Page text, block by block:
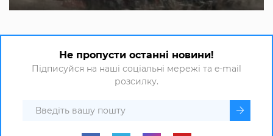
Не пропусти останні новини!
Підписуйся на наші соціальні мережі та e-mail
розсилку.